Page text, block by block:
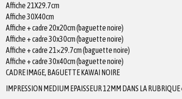
Affiche 21X29.7cm
Affiche 30X40cm
Affiche + cadre 20x20cm (baguette noire)
Affiche + cadre 30x30cm (baguette noire)
Affiche + cadre 21×29.7cm (baguette noire)
Affiche + cadre 30x40cm (baguette noire)
CADRE IMAGE, BAGUETTE KAWAI NOIRE
IMPRESSION MEDIUM EPAISSEUR 12MM DANS LA RUBRIQUE